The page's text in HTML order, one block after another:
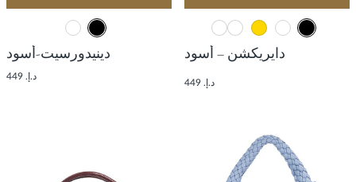
دايريكشن – أسود
د.إ. 449
دينيدورسيت-أسود
د.إ. 449